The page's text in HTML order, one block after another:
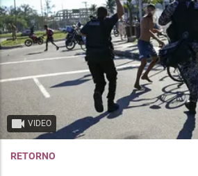
VIDEO
RETORNO